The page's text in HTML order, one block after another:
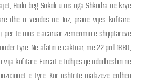
Hodo beg Sokoli u nis nga Shkodra në krye
dhe u vendos në Tuz, pranë vijës kufitare.
për të mos e acaruar zemërimin e shqiptarëve
tyre. Në afatin e caktuar, më 22 prill 1880,
vija kufitare. Forcat e Lidhjes që ndodheshin në
e tyre. Kur ushtritë malazeze erdhën